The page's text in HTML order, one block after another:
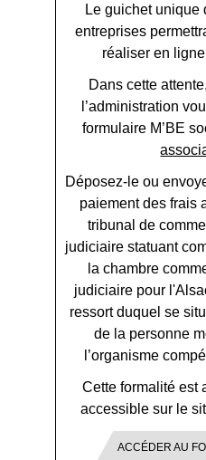
Le guichet unique
entreprises
réaliser en
Dans cette
l’administration
formulaire M’BE
Déposez-le ou
paiement des frais
tribunal de
judiciaire statuant
la chambre
judiciaire pour
ressort duquel se
de la personne
l’organisme
Cette formalité est
accessible sur le
ACCÉDER AU